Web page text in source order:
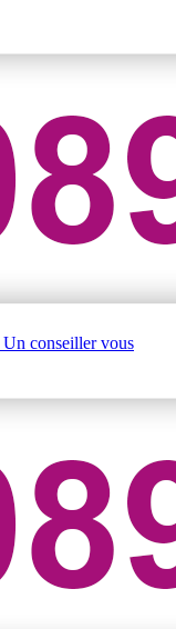
Un conseiller vous